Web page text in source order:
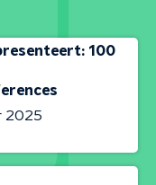
100
2025